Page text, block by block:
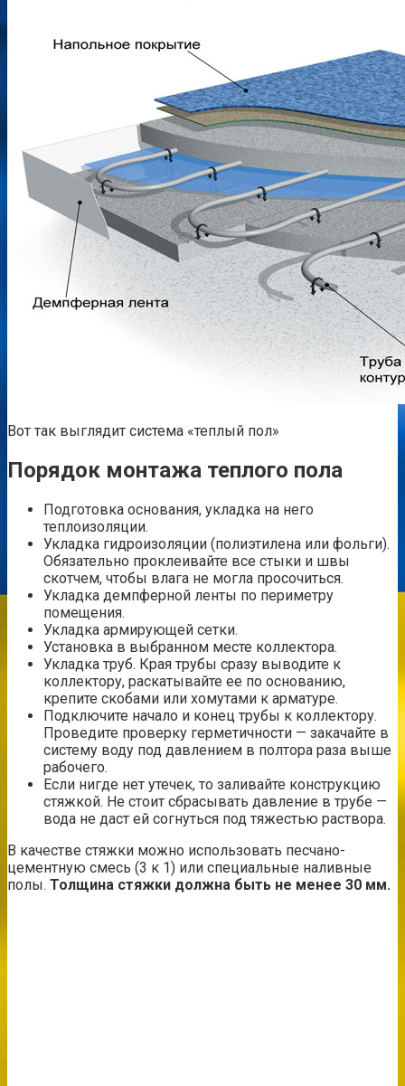
Вот так выглядит система «теплый пол»
Порядок монтажа теплого пола
Подготовка основания, укладка на него
теплоизоляции.
Укладка гидроизоляции (полиэтилена или фольги).
Обязательно проклеивайте все стыки и швы
скотчем, чтобы влага не могла просочиться.
Укладка демпферной ленты по периметру
помещения.
Укладка армирующей сетки.
Установка в выбранном месте коллектора.
Укладка труб. Края трубы сразу выводите к
коллектору, раскатывайте ее по основанию,
крепите скобами или хомутами к арматуре.
Подключите начало и конец трубы к коллектору.
Проведите проверку герметичности — закачайте в
систему воду под давлением в полтора раза выше
рабочего.
Если нигде нет утечек, то заливайте конструкцию
стяжкой. Не стоит сбрасывать давление в трубе —
вода не даст ей согнуться под тяжестью раствора.
В качестве стяжки можно использовать песчано-
цементную смесь (3 к 1) или специальные наливные
полы. Толщина стяжки должна быть не менее 30 мм.